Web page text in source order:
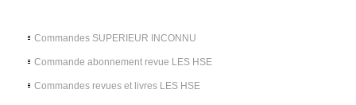
Commandes SUPERIEUR INCONNU
Commande abonnement revue LES HSE
Commandes revues et livres LES HSE